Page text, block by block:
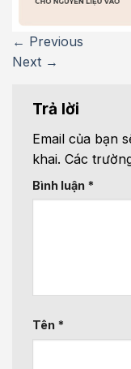
← Previous
Next →
Trả lời
Email của bạn
khai. Các
Bình luận *
Tên *